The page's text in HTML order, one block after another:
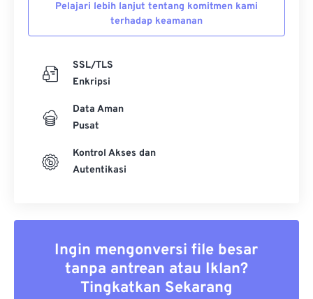
Pelajari lebih lanjut tentang komitmen kami
terhadap keamanan
SSL/TLS
Enkripsi
Data Aman
Pusat
Kontrol Akses dan
Autentikasi
Ingin mengonversi file besar
tanpa antrean atau Iklan?
Tingkatkan Sekarang